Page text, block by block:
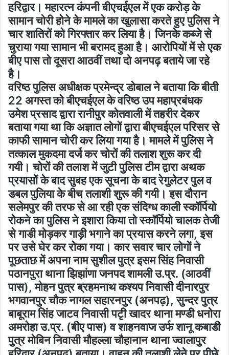
हरिद्वार। महारत्न कंपनी बीएचईएल में एक करोड़ के
सामान चोरी होने के मामले का खुलासा करते हुए पुलिस ने
चार शातिरों को गिरफ्तार कर लिया है। जिनके कब्जे से
चुराया गया सामान भी बरामद हुआ है। आरोपियों में से एक
बीए पास तो दूसरा आठवीं तथा दो अनपढ़ बताये जा रहे
है।
वरिष्ठ पुलिस अधीक्षक प्रमेन्द्र डोबाल ने बताया कि बीती
22 अगस्त को बीएचईएल के वरिष्ठ उप महाप्रबंधक
उमेश प्रसाद द्वारा रानीपुर कोतवाली में तहरीर देकर
बताया गया था कि अज्ञात लोगों द्वारा बीएचईएल परिसर से
काफी सामान चोरी कर लिया गया है। मामले में पुलिस ने
तत्काल मुकदमा दर्ज कर चोरों की तलाश शुरू कर दी
गयी। चोरों की तलाश में जुटी पुलिस टीम द्वारा अथक
प्रयासों के बाद सुबह एक सूचना के बाद रेगुलेटर पुल व
डबल पुलिया के बीच तलाशी शुरू की गयी। इस दौरान
सलेमपुर की तरफ से आ रही एक संदिग्ध काली स्कॉर्पियो
रोकने का पुलिस ने इशारा किया तो स्कॉर्पियो चालक तेजी
से गाडी मोड़कर गाड़ी भगाने का प्रयास करने लगा, इस
पर उसे घेर कर रोका गया। कार सवार चार लोगों ने
पूछताछ में अपना नाम सुशील पुत्र इसम सिंह निवासी
पठानपुरा थाना झिझांणा जनपद शामली उ.प्र. (आठवीं
पास), मोहन पुत्र ब्रहमनाथ कश्यप निवासी दीनारपुर
भगवानपुर चौक नागल सहारनपुर (अनपढ़), सुन्दर पुत्र
बाबूराम सिंह जाटव निवासी पटृी खादर थाना मण्डी धनोरा
अमरोहा उ.प्र. (बीए पास) व शाहनवाज उर्फ शानू कबाडी
पुत्र मोबिन निवासी मौहल्ला चौहानान थाना ज्वालापुर